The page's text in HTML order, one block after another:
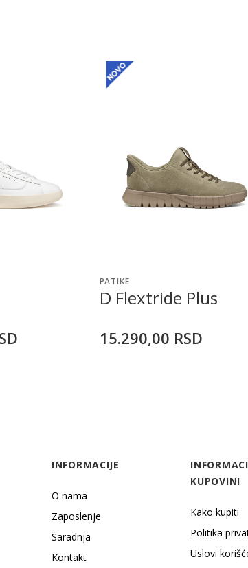
PATIKE
D Flextride Plus
15.290,00 RSD
INFORMACIJE
O nama
Zaposlenje
Saradnja
Kontakt
KUPOVINI
Kako kupiti
Politika
Uslovi